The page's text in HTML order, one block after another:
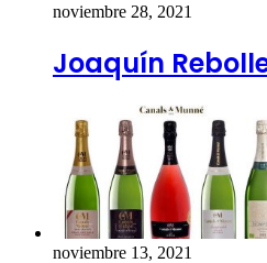
noviembre 28, 2021
Joaquín
noviembre 13, 2021